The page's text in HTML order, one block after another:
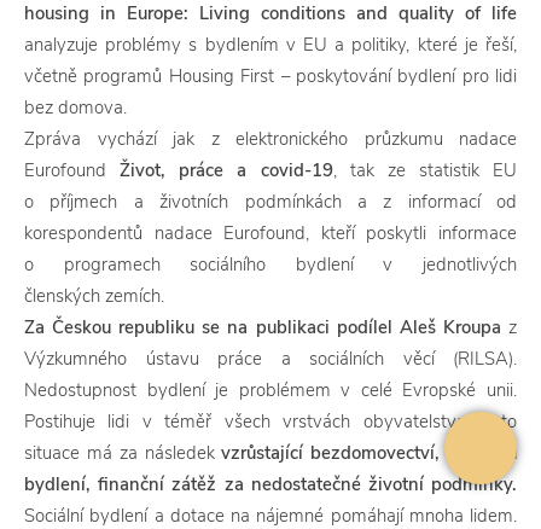
housing in Europe: Living conditions and quality of life
analyzuje problémy s bydlením v EU a politiky, které je řeší,
včetně programů Housing First – poskytování bydlení pro lidi
bez domova.
Zpráva vychází jak z elektronického průzkumu nadace
EurofoundŽivot, práce a covid-19, tak ze statistik EU
o příjmech a životních podmínkách a z informací od
korespondentů nadace Eurofound, kteří poskytli informace
o programech sociálního bydlení v jednotlivých
členských zemích.
Za Českou republiku se na publikaci podílel Aleš Kroupa z
Výzkumného ústavu práce a sociálních věcí (RILSA).
Nedostupnost bydlení je problémem v celé Evropské unii.
Postihuje lidi v téměř všech vrstvách obyvatelstva. Tato
situace má za následekvzrůstající bezdomovectví, nejistotu
bydlení, finanční zátěž za nedostatečné životní podmínky.
Sociální bydlení a dotace na nájemné pomáhají mnoha lidem.